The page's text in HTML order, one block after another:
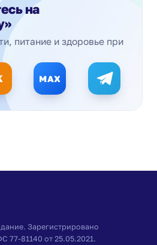
на
питание и здоровье при
MAX
Зарегистрировано
81140 от 25.05.2021.